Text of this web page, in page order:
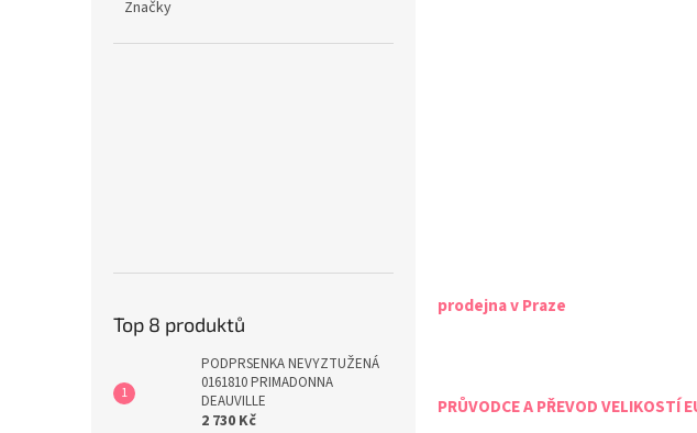
Značky
Top 8 produktů
PODPRSENKA NEVYZTUŽENÁ
0161810 PRIMADONNA
DEAUVILLE
2 730 Kč
prodejna v Praze
PRŮVODCE A PŘEVOD VELIKOSTÍ